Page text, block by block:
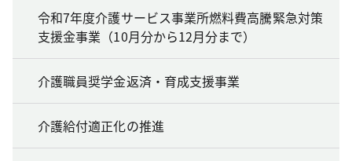
令和7年度介護サービス事業所燃料費高騰緊急対策
支援金事業（10月分から12月分まで）
介護職員奨学金返済・育成支援事業
介護給付適正化の推進